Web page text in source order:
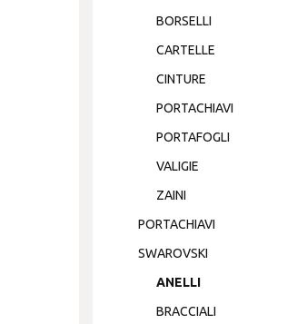
BORSELLI
CARTELLE
CINTURE
PORTACHIAVI
PORTAFOGLI
VALIGIE
ZAINI
PORTACHIAVI
SWAROVSKI
ANELLI
BRACCIALI